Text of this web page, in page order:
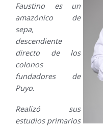
Faustino es un
amazónico de
sepa,
descendiente
directo de los
colonos
fundadores de
Puyo.
Realizó sus
estudios primarios